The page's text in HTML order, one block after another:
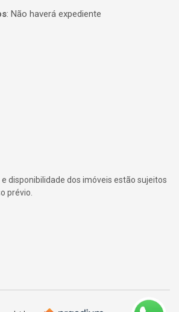
: Não haverá expediente
disponibilidade dos imóveis estão sujeitos
prévio.